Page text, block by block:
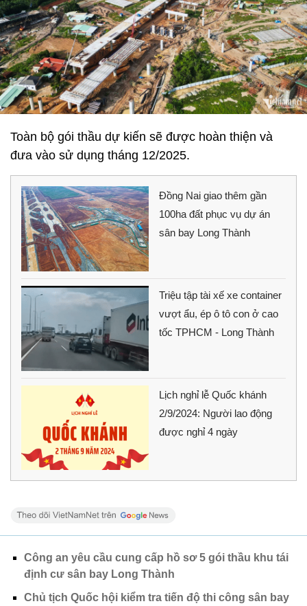
Toàn bộ gói thầu dự kiến sẽ được hoàn thiện và
đưa vào sử dụng tháng 12/2025.
Đồng Nai giao thêm gần
100ha đất phục vụ dự án
sân bay Long Thành
Triệu tập tài xế xe container
vượt ẩu, ép ô tô con ở cao
tốc TPHCM - Long Thành
Lịch nghỉ lễ Quốc khánh
2/9/2024: Người lao động
được nghỉ 4 ngày
Công an yêu cầu cung cấp hồ sơ 5 gói thầu khu tái
định cư sân bay Long Thành
Chủ tịch Quốc hội kiểm tra tiến độ thi công sân bay